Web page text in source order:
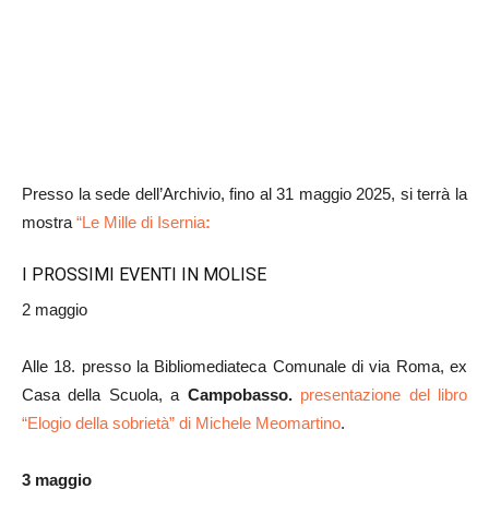
Presso la sede dell’Archivio, fino al 31 maggio 2025, si terrà la
mostra “Le Mille di Isernia:
I PROSSIMI EVENTI IN MOLISE
2 maggio
Alle 18. presso la Bibliomediateca Comunale di via Roma, ex
Casa della Scuola, a Campobasso. presentazione del libro
“Elogio della sobrietà” di Michele Meomartino.
3 maggio